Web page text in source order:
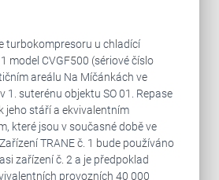
turbokompresoru u chladící
model CVGF500 (sériové číslo
areálu Na Míčánkách ve
1. suterénu objektu SO 01. Repase
jeho stáří a ekvivalentním
které jsou v současné době ve
TRANE č. 1 bude používáno
zařízení č. 2 a je předpoklad
provozních 40 000